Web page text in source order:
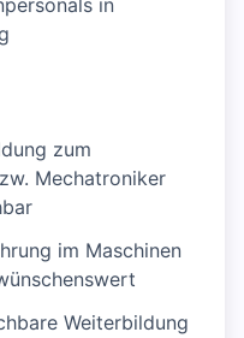
in
zum
Mechatroniker
im Maschinen
Weiterbildung